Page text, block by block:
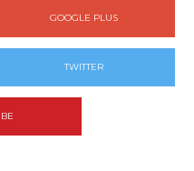
GOOGLE PLUS
TWITTER